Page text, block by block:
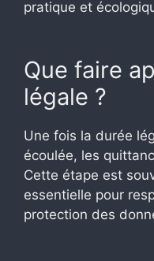
pratique et
Que faire
légale ?
Une fois la durée
écoulée, les
Cette étape est
essentielle pour
protection des